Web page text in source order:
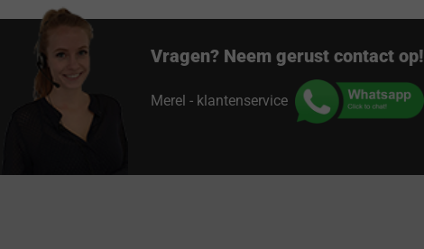
Vragen? Neem gerust contact op!
Merel - klantenservice